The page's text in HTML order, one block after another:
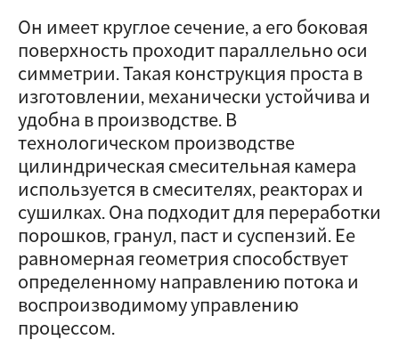
Он имеет круглое сечение, а его боковая
поверхность проходит параллельно оси
симметрии. Такая конструкция проста в
изготовлении, механически устойчива и
удобна в производстве. В
технологическом производстве
цилиндрическая смесительная камера
используется в смесителях, реакторах и
сушилках. Она подходит для переработки
порошков, гранул, паст и суспензий. Ее
равномерная геометрия способствует
определенному направлению потока и
воспроизводимому управлению
процессом.